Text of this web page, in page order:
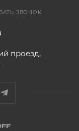
ЗВОНОК
проезд,